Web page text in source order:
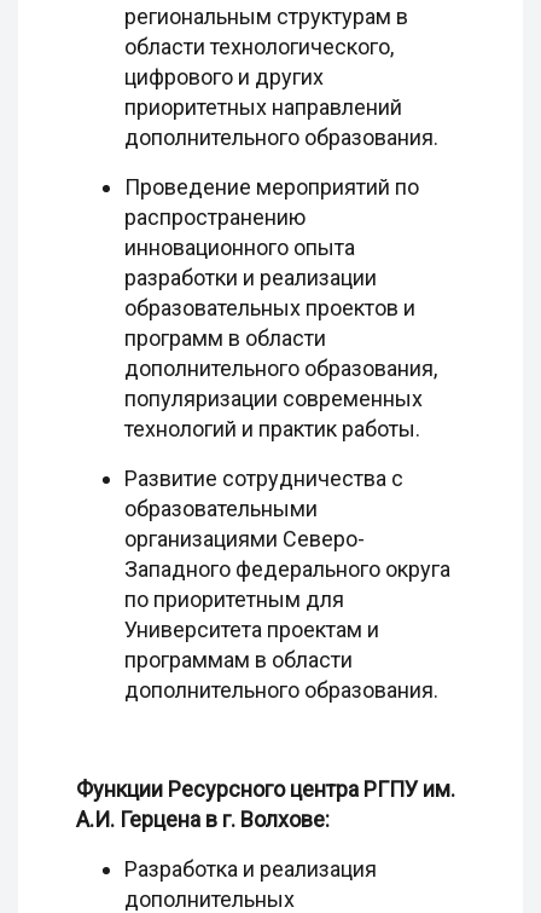
региональным структурам в
области технологического,
цифрового и других
приоритетных направлений
дополнительного образования.
Проведение мероприятий по
распространению
инновационного опыта
разработки и реализации
образовательных проектов и
программ в области
дополнительного образования,
популяризации современных
технологий и практик работы.
Развитие сотрудничества с
образовательными
организациями Северо-
Западного федерального округа
по приоритетным для
Университета проектам и
программам в области
дополнительного образования.
Функции Ресурсного центра РГПУ им.
А.И. Герцена в г. Волхове:
Разработка и реализация
дополнительных